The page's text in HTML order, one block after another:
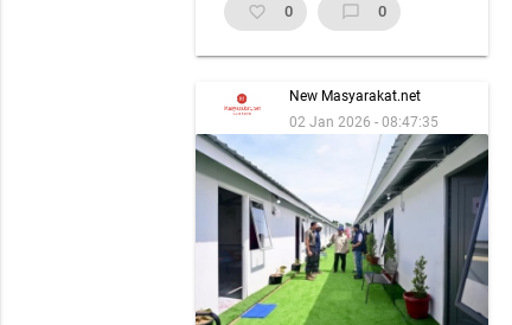
favorite_border 0 chat_bubble_outline 0
New Masyarakat.net
02 Jan 2026 - 08:47:35